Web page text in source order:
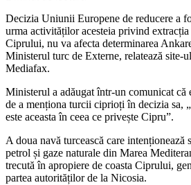
Decizia Uniunii Europene de reducere a
urma activităților acesteia privind
Ciprului, nu va afecta determinarea
Ministerul turc de Externe, relatează site-
Mediafax.
Ministerul a adăugat într-un comunicat
de a menționa turcii ciprioți în decizia sa,
este aceasta în ceea ce privește Cipru”.
A doua navă turcească care intenționează
petrol și gaze naturale din Marea
trecută în apropiere de coasta Ciprului,
partea autorităților de la Nicosia.